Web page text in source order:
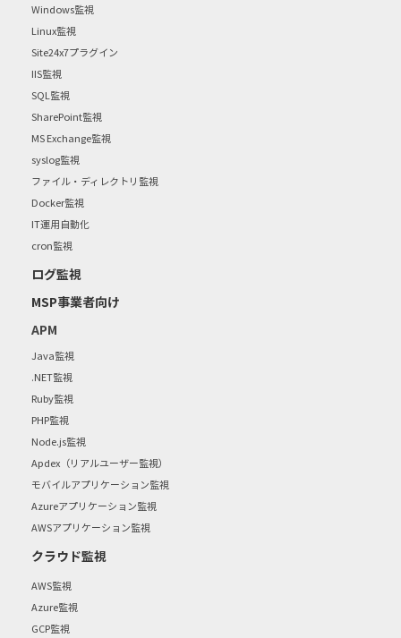
Windows監視
Linux監視
Site24x7プラグイン
IIS監視
SQL監視
SharePoint監視
MS Exchange監視
syslog監視
ファイル・ディレクトリ監視
Docker監視
IT運用自動化
cron監視
ログ監視
MSP事業者向け
APM
Java監視
.NET監視
Ruby監視
PHP監視
Node.js監視
Apdex（リアルユーザー監視）
モバイルアプリケーション監視
Azureアプリケーション監視
AWSアプリケーション監視
クラウド監視
AWS監視
Azure監視
GCP監視